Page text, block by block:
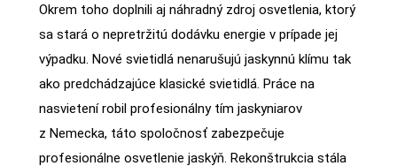
Okrem toho doplnili aj náhradný zdroj osvetlenia, ktorý
sa stará o nepretržitú dodávku energie v prípade jej
výpadku. Nové svietidlá nenarušujú jaskynnú klímu tak
ako predchádzajúce klasické svietidlá. Práce na
nasvietení robil profesionálny tím jaskyniarov
z Nemecka, táto spoločnosť zabezpečuje
profesionálne osvetlenie jaskýň. Rekonštrukcia stála